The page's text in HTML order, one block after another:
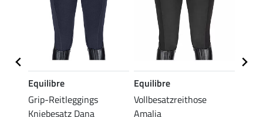
Equilibre
Grip-Reitleggings
Kniebesatz Dana
Equilibre
Vollbesatzreithose
Amalia